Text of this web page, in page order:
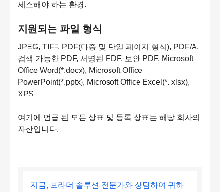
세스해야 하는 환경.
지원되는 파일 형식
JPEG, TIFF, PDF(다중 및 단일 페이지 형식), PDF/A,
검색 가능한 PDF, 서명된 PDF, 보안 PDF, Microsoft
Office Word(*.docx), Microsoft Office
PowerPoint(*.pptx), Microsoft Office Excel(*. xlsx),
XPS.
여기에 언급 된 모든 상표 및 등록 상표는 해당 회사의
자산입니다.
지금, 브라더 솔루션 전문가와 상담하여 귀하